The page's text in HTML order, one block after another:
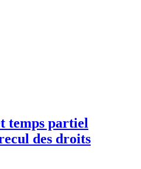
temps partiel
des droits